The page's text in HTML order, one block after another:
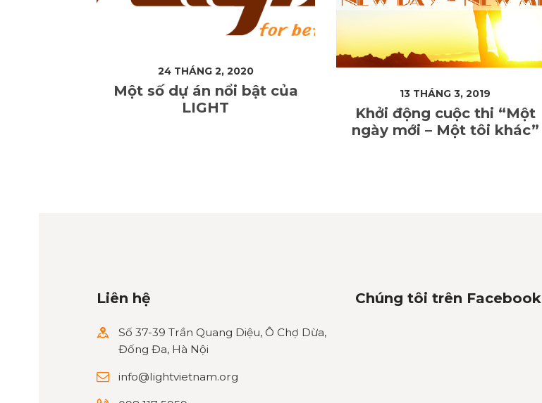
24 THÁNG 2, 2020
Một số dự án nổi bật của
LIGHT
13 THÁNG 3, 2019
Khởi động cuộc thi “Một
ngày mới – Một tôi khác”
Liên hệ
Số 37-39 Trần Quang Diệu, Ô Chợ Dừa,
Đống Đa, Hà Nội
info@lightvietnam.org
Chúng tôi trên Facebook